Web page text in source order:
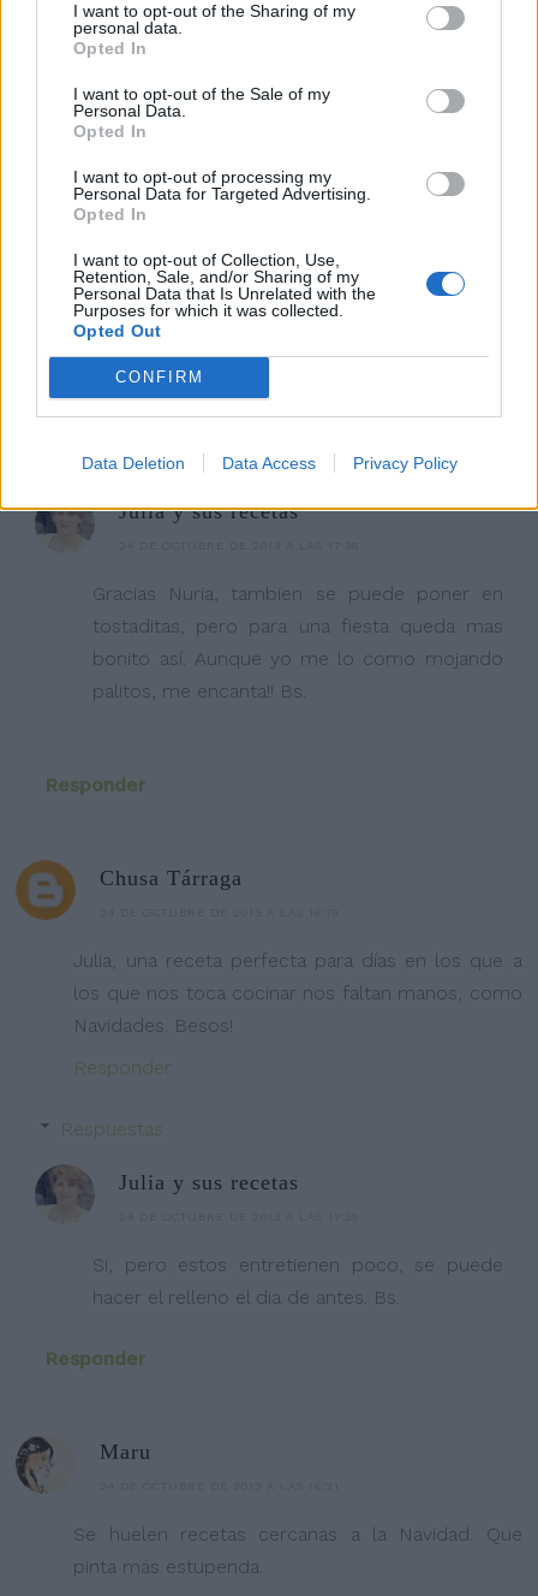
I want to opt-out of the Sharing of my
personal data.
Opted In
I want to opt-out of the Sale of my
Personal Data.
Opted In
I want to opt-out of processing my
Personal Data for Targeted Advertising.
Opted In
I want to opt-out of Collection, Use,
Retention, Sale, and/or Sharing of my
Personal Data that Is Unrelated with the
Purposes for which it was collected.
Opted Out
CONFIRM
Data Deletion Data Access Privacy Policy
55 COMENTARIOS
NuriaM.
Suelo hacer algo parecido para untar en
tostaditas, y la verdad es que está delicioso! Tu
mousse me ha encantado y con volovanes(así
más fácil), queda una presentación de lujo!! Muy
rico, y muy buena idea!
Un besazo guapetona!!
Responder
Respuestas
Julia y sus recetas
Gracias Nuria, tambien se puede poner en
tostaditas, pero para una fiesta queda mas
bonito así. Aunque yo me lo como mojando
palitos, me encanta!! Bs.
Responder
Chusa Tárraga
Julia, una receta perfecta para días en los que a
los que nos toca cocinar nos faltan manos, como
Navidades. Besos!
Responder
Respuestas
Julia y sus recetas
Si, pero estos entretienen poco, se puede
hacer el relleno el dia de antes. Bs.
Responder
Maru
Se huelen recetas cercanas a la Navidad. Que
pinta más estupenda.